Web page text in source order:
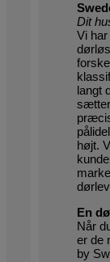
Dit
Vi
langt
højt.
En
Når
er de
by